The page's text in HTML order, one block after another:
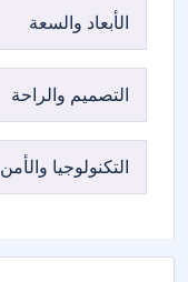
الأبعاد والسعة
التصميم والراحة
التكنولوجيا والأمن